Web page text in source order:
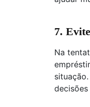
7.
Na
decisões